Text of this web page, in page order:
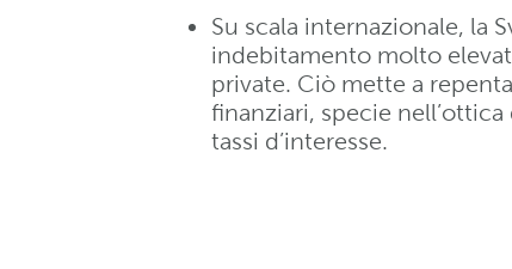
Su scala internazionale, la
indebitamento molto
private. Ciò mette a
finanziari, specie
tassi d’interesse.